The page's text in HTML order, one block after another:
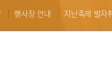
행사장 안내 지난축제 발자